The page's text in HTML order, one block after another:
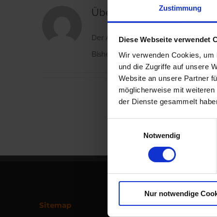
Zustimmung
Diese Webseite verwendet
Wir verwenden Cookies,
und die Zugriffe auf unsere
Website an unsere Partner
möglicherweise mit
der Dienste gesammelt
Notwendig
Nur notwendige
Über
Der Autor hat bisher keine Details
Bisher hat sam-mi, 0 Blog Beiträge
Sitemap